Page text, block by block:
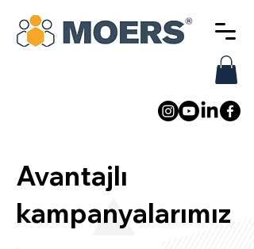
Avantajlı
kampanyalarımız